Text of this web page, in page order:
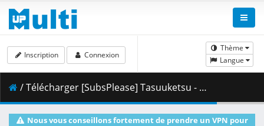
Thème
Langue
Inscription Connexion
/ Télécharger [SubsPlease] Tasuuketsu - 11 (720p) [8BE37496].mkv.001 ( 335.30 MB )
Nous vous conseillons fortement de prendre un VPN pour